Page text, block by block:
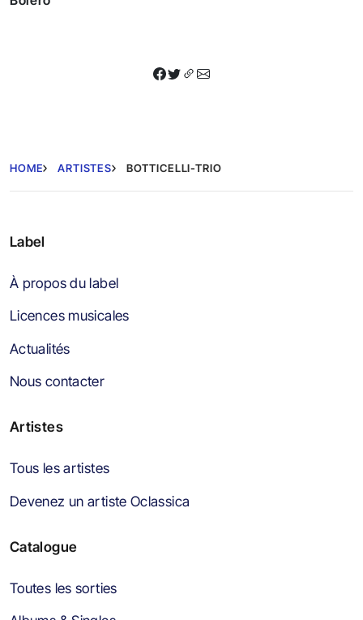
HOME ARTISTES BOTTICELLI-TRIO
Label
À propos du label
Licences musicales
Actualités
Nous contacter
Artistes
Tous les artistes
Devenez un artiste Oclassica
Catalogue
Toutes les sorties